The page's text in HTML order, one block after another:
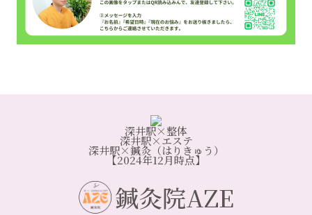
深井駅×整体
深井駅×エステ
深井駅×鍼灸（はりきゅう）
【2024年12月時点】
鍼灸院AZE